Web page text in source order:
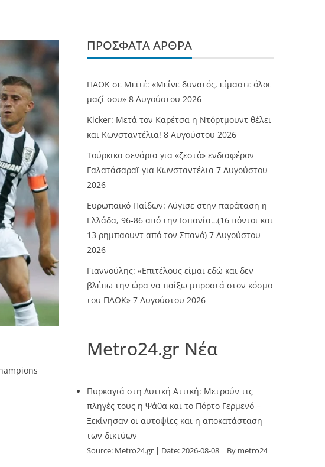
ΠΡΌΣΦΑΤΑ ΆΡΘΡΑ
ΠΑΟΚ σε Μεϊτέ: «Μείνε δυνατός, είμαστε όλοι
μαζί σου» 8 Αυγούστου 2026
Kicker: Μετά τον Καρέτσα η Ντόρτμουντ θέλει
και Κωνσταντέλια! 8 Αυγούστου 2026
Τούρκικα σενάρια για «ζεστό» ενδιαφέρον
Γαλατάσαραϊ για Κωνσταντέλια 7 Αυγούστου
2026
Ευρωπαϊκό Παίδων: Λύγισε στην παράταση η
Ελλάδα, 96-86 από την Ισπανία…(16 πόντοι και
13 ρημπαουντ από τον Σπανό) 7 Αυγούστου
2026
Γιαννούλης: «Επιτέλους είμαι εδώ και δεν
βλέπω την ώρα να παίξω μπροστά στον κόσμο
του ΠΑΟΚ» 7 Αυγούστου 2026
Metro24.gr Νέα
Πυρκαγιά στη Δυτική Αττική: Μετρούν τις
πληγές τους η Ψάθα και το Πόρτο Γερμενό –
Ξεκίνησαν οι αυτοψίες και η αποκατάσταση
των δικτύων
Source: Metro24.gr Date: 2026-08-08 By metro24